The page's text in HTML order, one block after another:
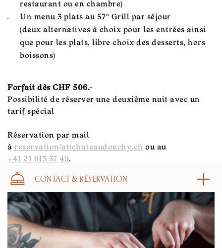
CONTACT & RÉSERVATION
restaurant ou en chambre)
Un menu 3 plats au 57° Grill par séjour
(deux alternatives à choix pour les entrées ainsi
que pour les plats, libre choix des desserts, hors
boissons)
Forfait dès CHF 506.-
Possibilité de réserver une deuxième nuit avec un
tarif spécial
Réservation par mail
à reservation(at)chateaudouchy.ch ou au
+41 21 613 37 49.